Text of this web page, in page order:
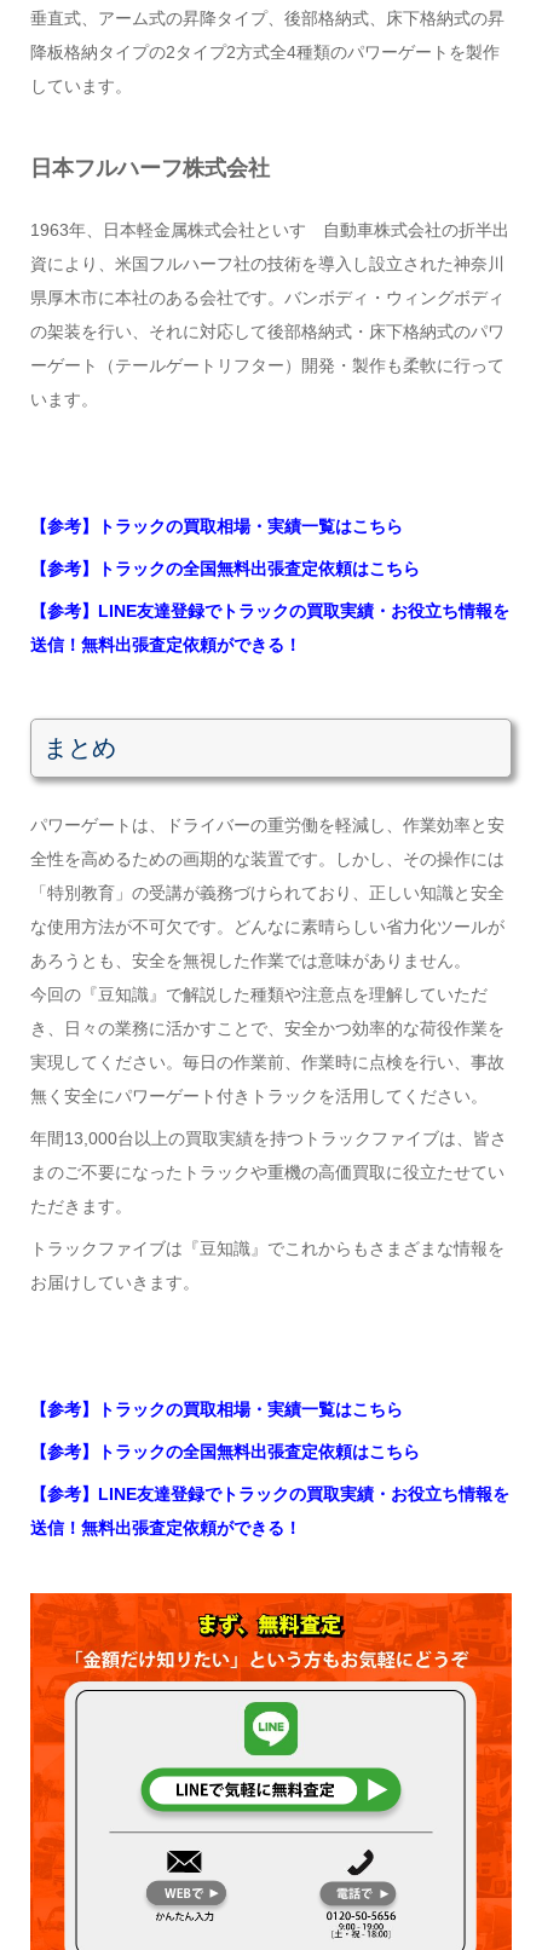
垂直式、アーム式の昇降タイプ、後部格納式、床下格納式の昇
降板格納タイプの2タイプ2方式全4種類のパワーゲートを製作
しています。
日本フルハーフ株式会社
1963年、日本軽金属株式会社といすゞ自動車株式会社の折半出
資により、米国フルハーフ社の技術を導入し設立された神奈川
県厚木市に本社のある会社です。バンボディ・ウィングボディ
の架装を行い、それに対応して後部格納式・床下格納式のパワ
ーゲート（テールゲートリフター）開発・製作も柔軟に行って
います。
【参考】トラックの買取相場・実績一覧はこちら
【参考】トラックの全国無料出張査定依頼はこちら
【参考】LINE友達登録でトラックの買取実績・お役立ち情報を
送信！無料出張査定依頼ができる！
まとめ
パワーゲートは、ドライバーの重労働を軽減し、作業効率と安
全性を高めるための画期的な装置です。しかし、その操作には
「特別教育」の受講が義務づけられており、正しい知識と安全
な使用方法が不可欠です。どんなに素晴らしい省力化ツールが
あろうとも、安全を無視した作業では意味がありません。
今回の『豆知識』で解説した種類や注意点を理解していただ
き、日々の業務に活かすことで、安全かつ効率的な荷役作業を
実現してください。毎日の作業前、作業時に点検を行い、事故
無く安全にパワーゲート付きトラックを活用してください。
年間13,000台以上の買取実績を持つトラックファイブは、皆さ
まのご不要になったトラックや重機の高価買取に役立たせてい
ただきます。
トラックファイブは『豆知識』でこれからもさまざまな情報を
お届けしていきます。
【参考】トラックの買取相場・実績一覧はこちら
【参考】トラックの全国無料出張査定依頼はこちら
【参考】LINE友達登録でトラックの買取実績・お役立ち情報を
送信！無料出張査定依頼ができる！